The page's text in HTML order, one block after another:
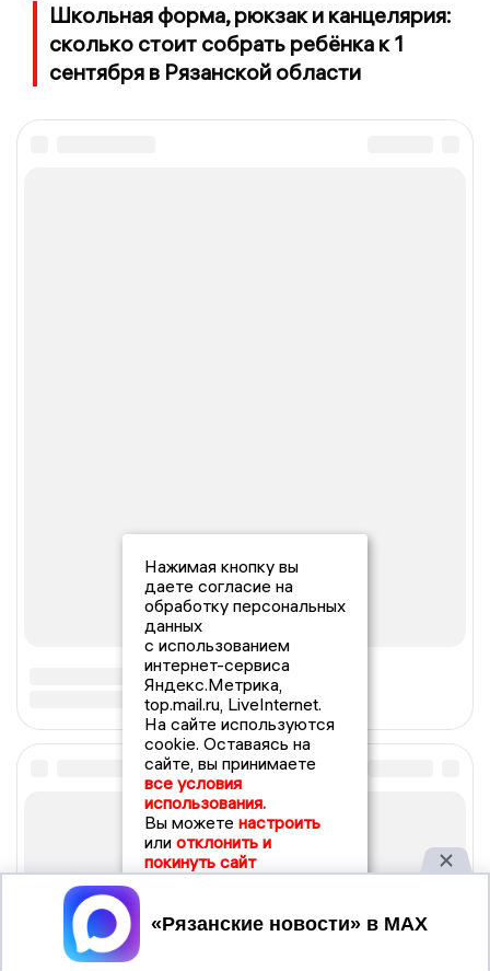
Школьная форма, рюкзак и канцелярия:
сколько стоит собрать ребёнка к 1
сентября в Рязанской области
Нажимая кнопку вы
даете согласие на
обработку персональных
данных
с использованием
интернет-сервиса
Яндекс.Метрика,
top.mail.ru, LiveInternet.
На сайте используются
cookie. Оставаясь на
сайте, вы принимаете
все условия
использования.
Вы можете настроить
или отклонить и
покинуть сайт
Принять